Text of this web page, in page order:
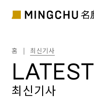
홈 최신기사
LATEST
최신기사